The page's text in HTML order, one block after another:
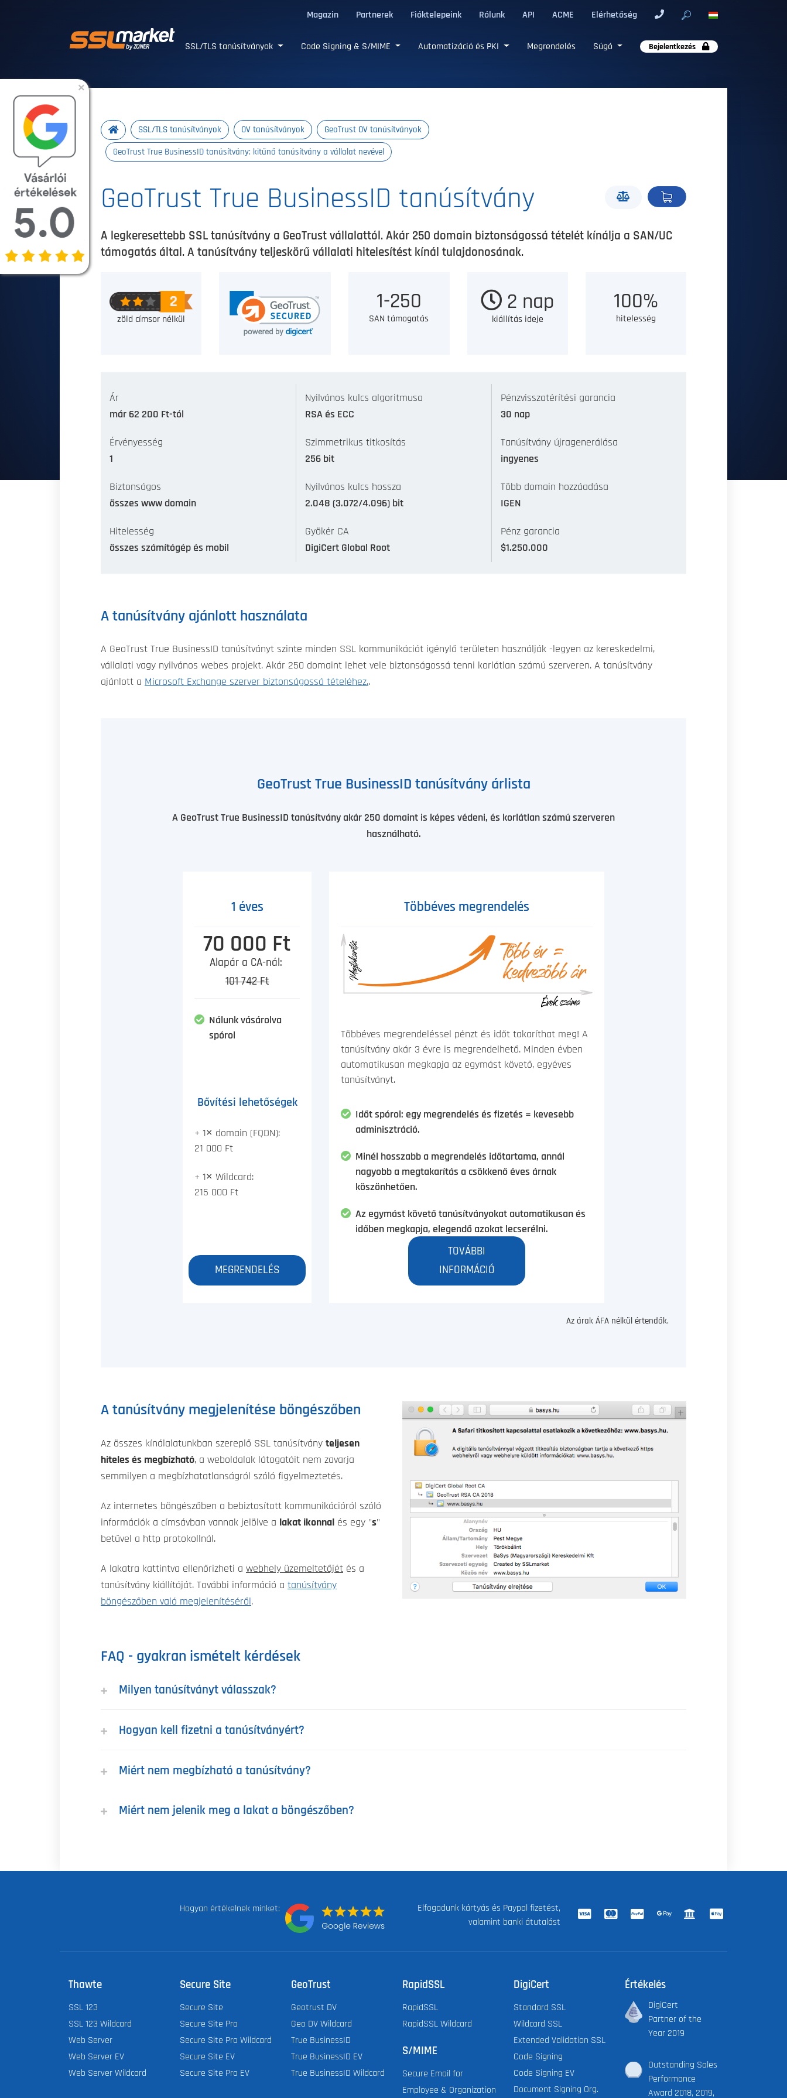
Magazin Partnerek Fióktelepeink Rólunk API ACME Elérhetőség
SSL/TLS tanúsítványok Code Signing & S/MIME Automatizáció és PKI Megrendelés Súgó Bejelentkezés
SSL/TLS tanúsítványok OV tanúsítványok GeoTrust OV tanúsítványok
GeoTrust True BusinessID tanúsítvány: kitűnő tanúsítvány a vállalat nevével
GeoTrust True BusinessID tanúsítvány
A legkeresettebb SSL tanúsítvány a GeoTrust vállalattól. Akár 250 domain biztonságossá tételét kínálja a SAN/UC
támogatás által. A tanúsítvány teljeskörű vállalati hitelesítést kínál tulajdonosának.
zöld címsor nélkül
1-250
SAN támogatás
2 nap
kiállítás ideje
100%
hitelesség
Ár
már 62 200 Ft-tól
Érvényesség
1
Biztonságos
összes www domain
Hitelesség
összes számítógép és mobil
Nyilvános kulcs algoritmusa
RSA és ECC
Szimmetrikus titkosítás
256 bit
Nyilvános kulcs hossza
2.048 (3.072/4.096) bit
Gyökér CA
DigiCert Global Root
Pénzvisszatérítési garancia
30 nap
Tanúsítvány újragenerálása
ingyenes
Több domain hozzáadása
IGEN
Pénz garancia
$1.250.000
A tanúsítvány ajánlott használata
A GeoTrust True BusinessID tanúsítványt szinte minden SSL kommunikációt igénylő területen használják -legyen az kereskedelmi,
vállalati vagy nyilvános webes projekt. Akár 250 domaint lehet vele biztonságossá tenni korlátlan számú szerveren. A tanúsítvány
ajánlott a Microsoft Exchange szerver biztonságossá tételéhez..
GeoTrust True BusinessID tanúsítvány árlista
A GeoTrust True BusinessID tanúsítvány akár 250 domaint is képes védeni, és korlátlan számú szerveren
használható.
1 éves
70 000 Ft
Alapár a CA-nál:
101 742 Ft
Nálunk vásárolva
spórol
Bővítési lehetőségek
+ 1× domain (FQDN):
21 000 Ft
+ 1× Wildcard:
215 000 Ft
MEGRENDELÉS
Többéves megrendelés
Többéves megrendeléssel pénzt és időt takaríthat meg! A
tanúsítvány akár 3 évre is megrendelhető. Minden évben
automatikusan megkapja az egymást követő, egyéves
tanúsítványt.
Időt spórol: egy megrendelés és fizetés = kevesebb
adminisztráció.
Minél hosszabb a megrendelés időtartama, annál
nagyobb a megtakarítás a csökkenő éves árnak
köszönhetően.
Az egymást követő tanúsítványokat automatikusan és
időben megkapja, elegendő azokat lecserélni.
TOVÁBBI
INFORMÁCIÓ
Az árak ÁFA nélkül értendők.
A tanúsítvány megjelenítése böngészőben
Az összes kínálalatunkban szereplő SSL tanúsítvány teljesen
hiteles és megbízható, a weboldalak látogatóit nem zavarja
semmilyen a megbízhatatlanságról szóló figyelmeztetés.
Az internetes böngészőben a bebiztosított kommunikációról szóló
információk a címsávban vannak jelölve a lakat ikonnal és egy "s"
betűvel a http protokollnál.
A lakatra kattintva ellenőrizheti a webhely üzemeltetőjét és a
tanúsítvány kiállítóját. További információ a tanúsítvány
böngészőben való megjelenítéséről .
FAQ - gyakran ismételt kérdések
Milyen tanúsítványt válasszak?
Hogyan kell fizetni a tanúsítványért?
Miért nem megbízható a tanúsítvány?
Miért nem jelenik meg a lakat a böngészőben?
Hogyan értékelnek minket:
Elfogadunk kártyás és Paypal fizetést,
valamint banki átutalást
Thawte
SSL 123
SSL 123 Wildcard
Web Server
Web Server EV
Web Server Wildcard
Secure Site
Secure Site
Secure Site Pro
Secure Site Pro Wildcard
Secure Site EV
Secure Site Pro EV
GeoTrust
Geotrust DV
Geo DV Wildcard
True BusinessID
True BusinessID EV
True BusinessID Wildcard
RapidSSL
RapidSSL
RapidSSL Wildcard
S/MIME
Secure Email for
Employee & Organization
DigiCert
Standard SSL
Wildcard SSL
Extended Validation SSL
Code Signing
Code Signing EV
Document Signing Org.
Értékelés
DigiCert
Partner of the
Year 2019
Outstanding Sales
Performance
Award 2018, 2019,
×